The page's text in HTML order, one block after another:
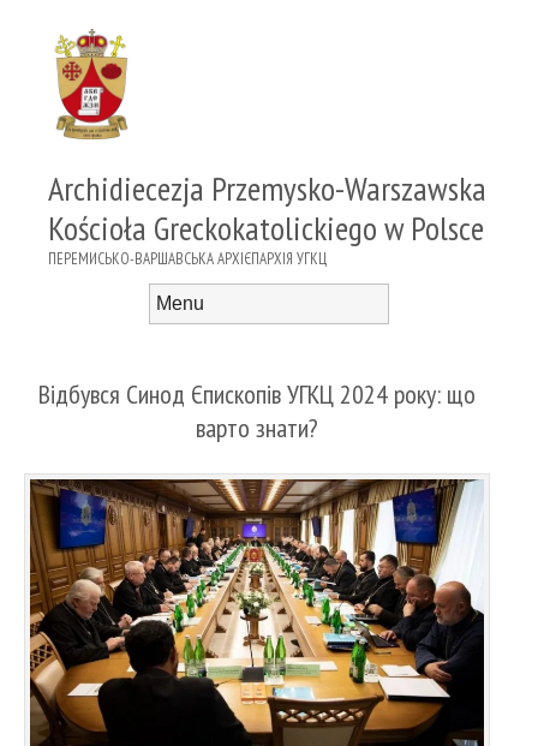
Archidiecezja Przemysko-Warszawska
Kościoła Greckokatolickiego w Polsce
ПЕРЕМИСЬКО-ВАРШАВСЬКА АРХІЄПАРХІЯ УГКЦ
Відбувся Синод Єпископів УГКЦ 2024 року: що
варто знати?